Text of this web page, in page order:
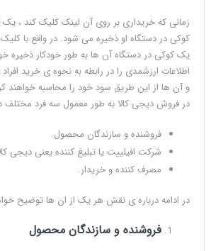
زمانی که خریداری بر روی آن لینک کلیک کند ، یک
کوکی در دستگاه او ذخیره می شود. در واقع با
یک کوکی در دستگاه آن ها به طور خودکار ذخیره
اطلاعات ارزشمدی را در رابطه به نحوه ی خرید
و آن ها از این طریق سود خود را محاسبه خواهند
در فروش دیجی کالا به طور معمول سه فرد مختلف
فروشنده و سازندگان محصول.
شرکت افیلییت یا تبلیغ کننده یعنی دیجی
مصرف کننده و خریدار.
در ادامه درباره ی نقش هر یک از ان ها توضیح
فروشنده و سازندگان محصول